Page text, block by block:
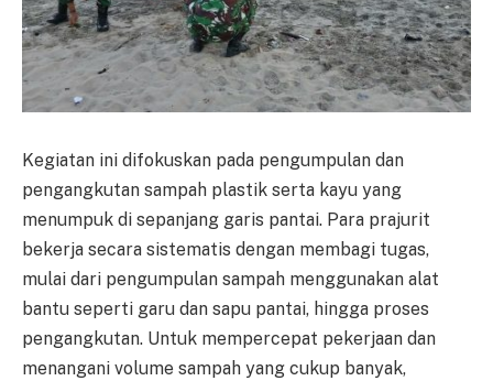
Kegiatan ini difokuskan pada pengumpulan dan
pengangkutan sampah plastik serta kayu yang
menumpuk di sepanjang garis pantai. Para prajurit
bekerja secara sistematis dengan membagi tugas,
mulai dari pengumpulan sampah menggunakan alat
bantu seperti garu dan sapu pantai, hingga proses
pengangkutan. Untuk mempercepat pekerjaan dan
menangani volume sampah yang cukup banyak,